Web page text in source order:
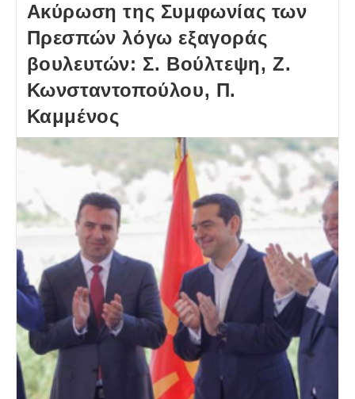
Ακύρωση της Συμφωνίας των
Πρεσπών λόγω εξαγοράς
βουλευτών: Σ. Βούλτεψη, Ζ.
Κωνσταντοπούλου, Π.
Καμμένος